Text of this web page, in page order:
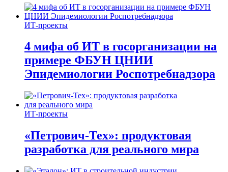
ИТ-проекты
4 мифа об ИТ в госорганизации на
примере ФБУН ЦНИИ
Эпидемиологии Роспотребнадзора
ИТ-проекты
«Петрович-Тех»: продуктовая
разработка для реального мира